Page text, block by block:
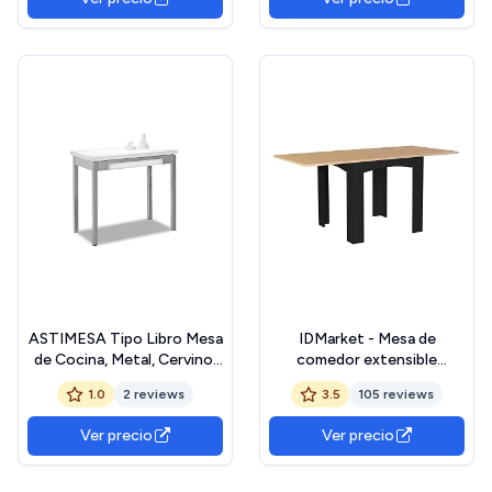
Superior Cristal Color Rojo
ASTIMESA Tipo Libro Mesa
de Cocina, Metal, Cervino,
90x50cm
1.0 2 reviews
Ver precio
IDMarket - Mesa de
comedor extensible
rectangular Dona 6-8
personas, color negro,
bandeja de haya, 80-160 cm
3.5 105 reviews
Ver precio